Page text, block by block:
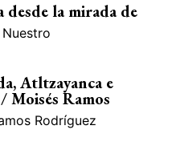
desde la mirada de
Atltzayanca e
Moisés Ramos
Rodríguez